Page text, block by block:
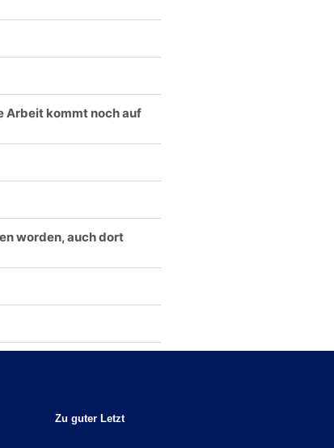
Arbeit kommt noch auf
worden, auch dort
Zu guter Letzt